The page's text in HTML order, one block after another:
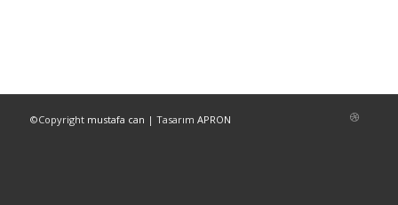
©Copyright mustafa can | Tasarım APRON